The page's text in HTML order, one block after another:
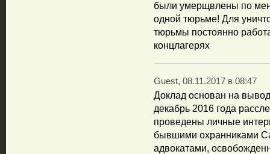
были умерщвлены по
одной тюрьме! Для
тюрьмы постоянно
концлагерях
Guest, 08.11.2017 в 08:47
Доклад основан на
декабрь 2016 года
проведены личные
бывшими охранниками
адвокатами,